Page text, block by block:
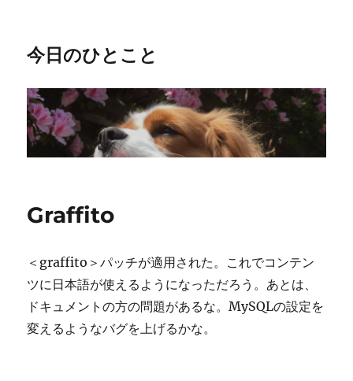
今日のひとこと
Graffito
＜graffito＞パッチが適用された。これでコンテン
ツに日本語が使えるようになっただろう。あとは、
ドキュメントの方の問題があるな。MySQLの設定を
変えるようなバグを上げるかな。